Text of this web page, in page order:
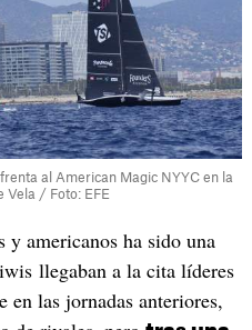
al American Magic NYYC en la
Vela / Foto: EFE
y americanos ha sido una
llegaban a la cita líderes
las jornadas anteriores,